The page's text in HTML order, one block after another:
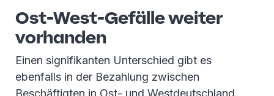
Ost-West-Gefälle weiter
vorhanden
Einen signifikanten Unterschied gibt es
ebenfalls in der Bezahlung zwischen
Beschäftigten in Ost- und Westdeutschland